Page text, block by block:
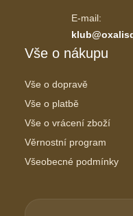
E-mail:
Vše o nákupu
Vše o dopravě
Vše o platbě
Vše o vrácení zboží
Věrnostní program
Všeobecné podmínky